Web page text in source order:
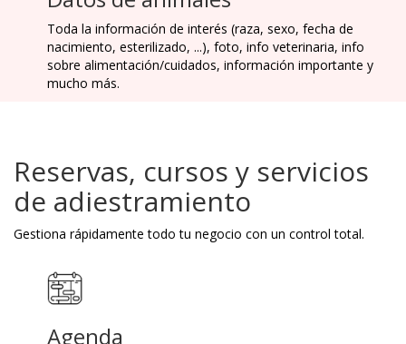
Toda la información de interés (raza, sexo, fecha de
nacimiento, esterilizado, ...), foto, info veterinaria, info
sobre alimentación/cuidados, información importante y
mucho más.
Reservas, cursos y servicios
de adiestramiento
Gestiona rápidamente todo tu negocio con un control total.
Agenda